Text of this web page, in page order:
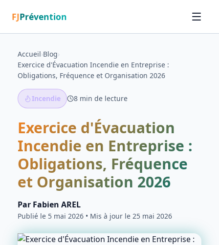
FJPrévention
Accueil›Blog›
Exercice d'Évacuation Incendie en Entreprise :
Obligations, Fréquence et Organisation 2026
Incendie 8 min de lecture
Exercice d'Évacuation
Incendie en Entreprise :
Obligations, Fréquence
et Organisation 2026
Par Fabien AREL
Publié le 5 mai 2026 • Mis à jour le 25 mai 2026